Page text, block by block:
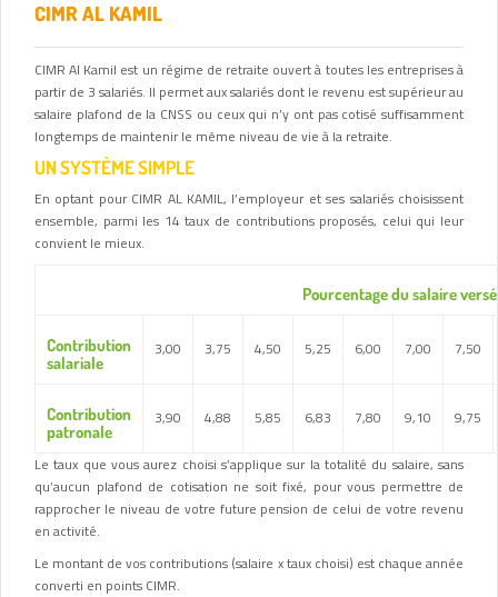
CIMR AL KAMIL
CIMR Al Kamil est un régime de retraite ouvert à toutes les entreprises à
partir de 3 salariés. Il permet aux salariés dont le revenu est supérieur au
salaire plafond de la CNSS ou ceux qui n’y ont pas cotisé suffisamment
longtemps de maintenir le même niveau de vie à la retraite.
UN SYSTÈME SIMPLE
En optant pour CIMR AL KAMIL, l’employeur et ses salariés choisissent
ensemble, parmi les 14 taux de contributions proposés, celui qui leur
convient le mieux.
Pourcentage du salaire
Contribution
salariale
3,00 3,75 4,50 5,25 6,00 7,00 7,50
Contribution
patronale
3,90 4,88 5,85 6,83 7,80 9,10 9,75
Le taux que vous aurez choisi s’applique sur la totalité du salaire, sans
qu’aucun plafond de cotisation ne soit fixé, pour vous permettre de
rapprocher le niveau de votre future pension de celui de votre revenu
en activité.
Le montant de vos contributions (salaire x taux choisi) est chaque année
converti en points CIMR.